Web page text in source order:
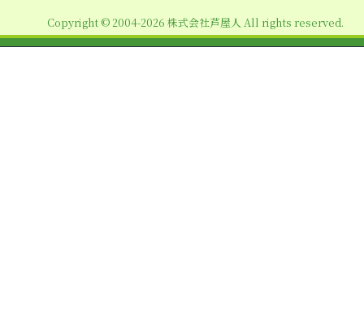
ン
Copyright © 2004-2026 株式会社芦屋人 All rights reserved.